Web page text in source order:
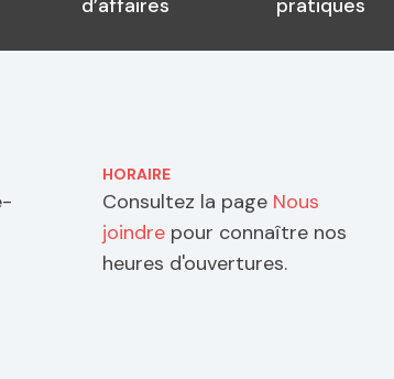
d’affaires
pratiques
HORAIRE
Consultez la page Nous
joindrepour connaître nos
heures d'ouvertures.